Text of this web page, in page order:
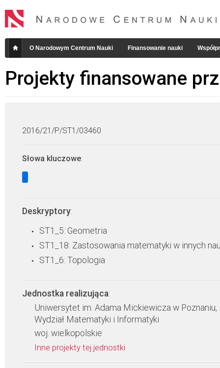
O Narodowym Centrum Nauki Finansowanie nauki
Projekty finansowane
2016/21/P/ST1/03460
Słowa kluczowe:
Deskryptory:
ST1_5: Geometria
ST1_18: Zastosowania matematyki w innych
ST1_6: Topologia
Jednostka realizująca:
Uniwersytet im. Adama Mickiewicza w Poznaniu,
Wydział Matematyki i Informatyki
woj. wielkopolskie
Inne projekty tej jednostki